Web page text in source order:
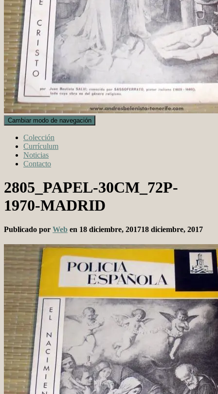
Cambiar modo de navegación
Colección
Currículum
Noticias
Contacto
2805_PAPEL-30CM_72P-
1970-MADRID
Publicado por Web en 18 diciembre, 201718 diciembre, 2017